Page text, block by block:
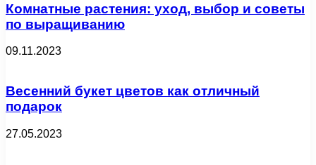
Комнатные растения: уход, выбор и советы
по выращиванию
09.11.2023
Весенний букет цветов как отличный
подарок
27.05.2023